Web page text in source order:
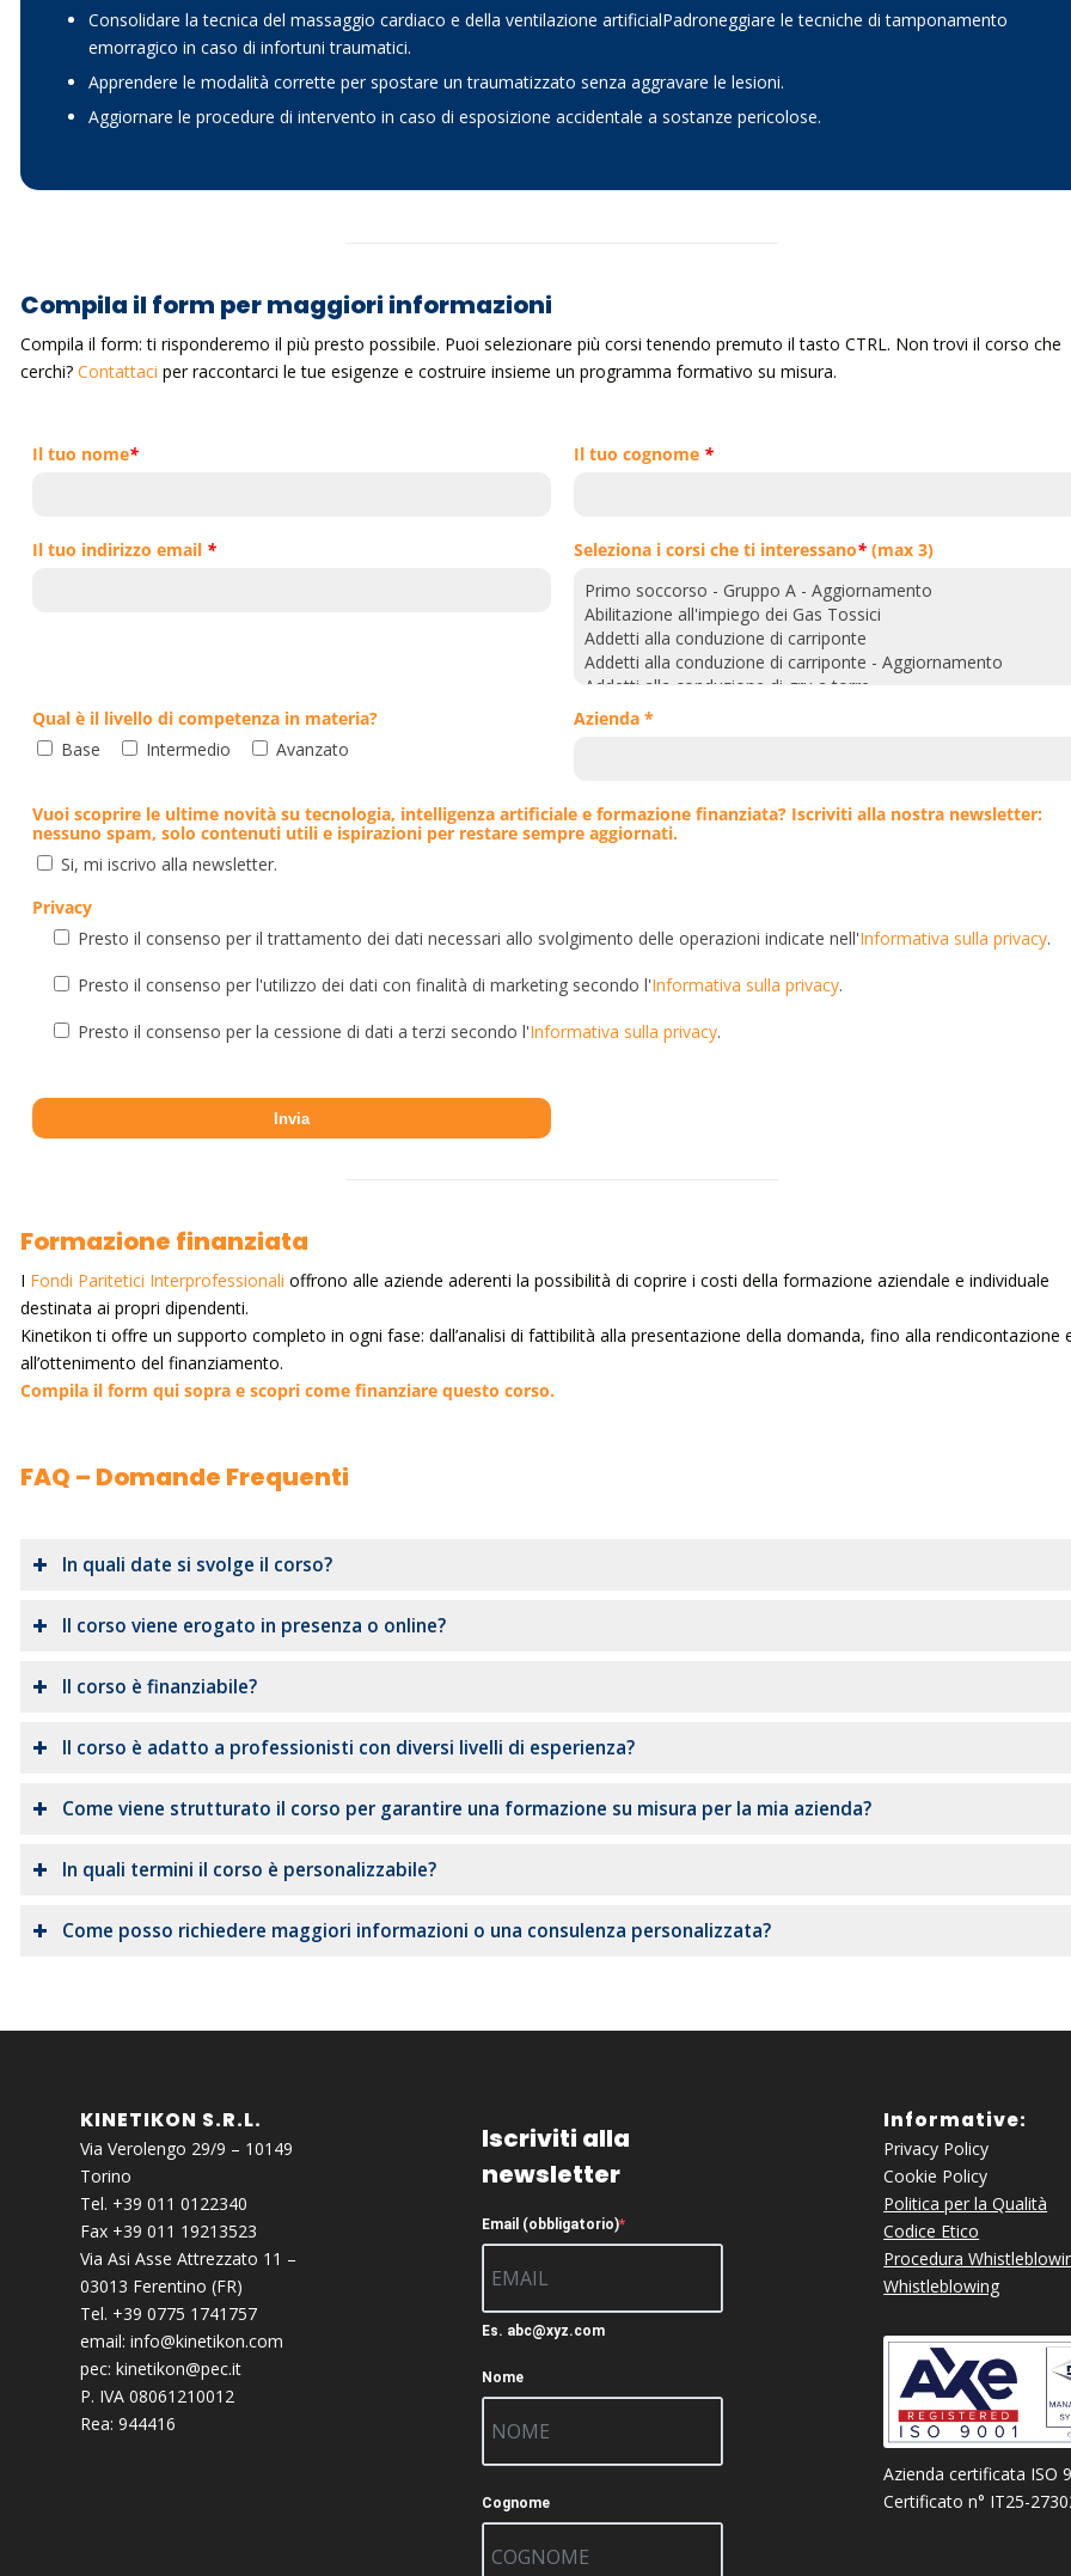
Consolidare la tecnica del massaggio cardiaco e della ventilazione artificialPadroneggiare le tecniche di tamponamento
emorragico in caso di infortuni traumatici.
Apprendere le modalità corrette per spostare un traumatizzato senza aggravare le lesioni.
Aggiornare le procedure di intervento in caso di esposizione accidentale a sostanze pericolose.
Compila il form per maggiori informazioni
Compila il form: ti risponderemo il più presto possibile. Puoi selezionare più corsi tenendo premuto il tasto CTRL. Non trovi il corso che
cerchi? Contattaci per raccontarci le tue esigenze e costruire insieme un programma formativo su misura.
Il tuo nome* Il tuo cognome *
Il tuo indirizzo email * Seleziona i corsi che ti interessano*(max 3)
Qual è il livello di competenza in materia?
Base
Intermedio Avanzato
Azienda *
Vuoi scoprire le ultime novità su tecnologia, intelligenza artificiale e formazione finanziata? Iscriviti alla nostra newsletter:
nessuno spam, solo contenuti utili e ispirazioni per restare sempre aggiornati.
Si, mi iscrivo alla newsletter.
Privacy
Presto il consenso per il trattamento dei dati necessari allo svolgimento delle operazioni indicate nell'Informativa sulla privacy.
Presto il consenso per l'utilizzo dei dati con finalità di marketing secondo l'Informativa sulla privacy.
Presto il consenso per la cessione di dati a terzi secondo l'Informativa sulla privacy.
Formazione finanziata
I Fondi Paritetici Interprofessionali offrono alle aziende aderenti la possibilità di coprire i costi della formazione aziendale e individuale
destinata ai propri dipendenti.
Kinetikon ti offre un supporto completo in ogni fase: dall’analisi di fattibilità alla presentazione della domanda, fino alla rendicontazione
all’ottenimento del finanziamento.
Compila il form qui sopra e scopri come finanziare questo corso.
FAQ – Domande Frequenti
In quali date si svolge il corso?
Il corso viene erogato in presenza o online?
Il corso è finanziabile?
Il corso è adatto a professionisti con diversi livelli di esperienza?
Come viene strutturato il corso per garantire una formazione su misura per la mia azienda?
In quali termini il corso è personalizzabile?
Come posso richiedere maggiori informazioni o una consulenza personalizzata?
KINETIKON S.R.L.
Via Verolengo 29/9 – 10149
Torino
Tel. +39 011 0122340
Fax +39 011 19213523
Via Asi Asse Attrezzato 11 –
03013 Ferentino (FR)
Tel. +39 0775 1741757
email:info@kinetikon.com
pec:kinetikon@pec.it
P. IVA 08061210012
Rea: 944416
Iscriviti alla
newsletter
Email (obbligatorio)
Es. abc@xyz.com
Nome
Cognome
Informative:
Privacy Policy
Cookie Policy
Politica per la Qualità
Codice Etico
Procedura
Whistleblowing
Azienda certificata ISO
Certificato n° IT25-